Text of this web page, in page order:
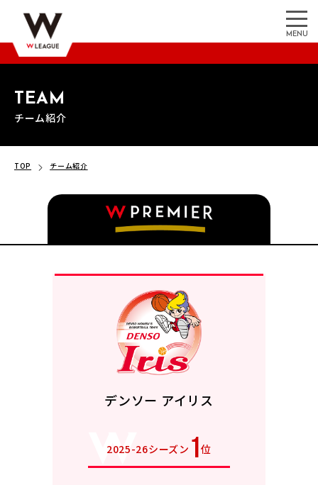
MENU
TEAM
チーム紹介
TOP チーム紹介
デンソー アイリス
2025-26シーズン 1位